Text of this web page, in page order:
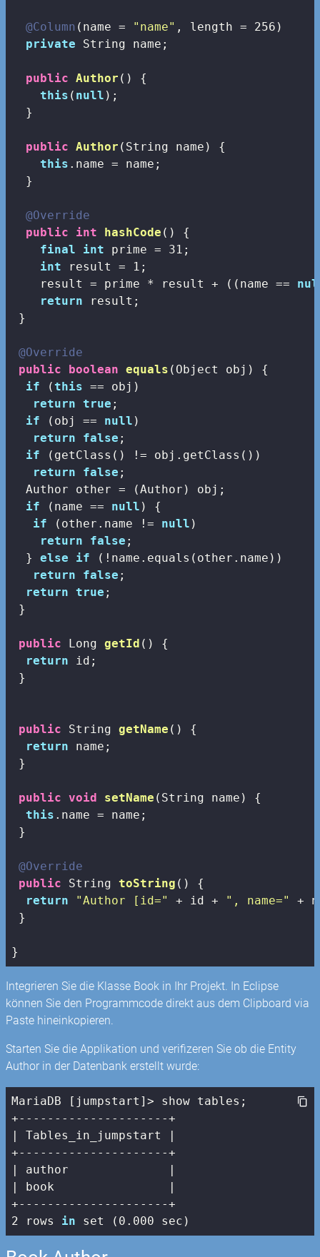
@Column (name = "name" , length = 256 )
private String name;
public Author ()
{
this ( null );
  }
public Author (String name)
{
this .name = name;
  }
@Override
public
int hashCode ()
{
final
int prime = 31 ;
int result = 1 ;
    result = prime * result + ((name ==
return result;
}
@Override
public
boolean equals (Object obj)
{
if (this == obj)
return true ;
if (obj == null )
return
false ;
if (getClass() != obj.getClass())
return
false ;
  Author other = (Author) obj;
if (name == null ) {
if (other.name != null )
return
false ;
  }
else if (!name.equals(other.name))
return
false ;
return true ;
}
public Long getId ()
{
return id;
}
public String getName ()
{
return name;
}
public void setName (String name)
{
this .name = name;
}
@Override
public String toString ()
{
return
"Author [id=" + id + ", name="
+
}
}
Integrieren Sie die Klasse Book in Ihr Projekt. In Eclipse
können Sie den Programmcode direkt aus dem Clipboard via
Paste hineinkopieren.
Starten Sie die Applikation und verifizeren Sie ob die Entity
Author in der Datenbank erstellt wurde:
MariaDB [jumpstart]> show tables;
| Tables_in_jumpstart |
| author              |
| book                |
2 rows in set ( 0 . 000 sec)